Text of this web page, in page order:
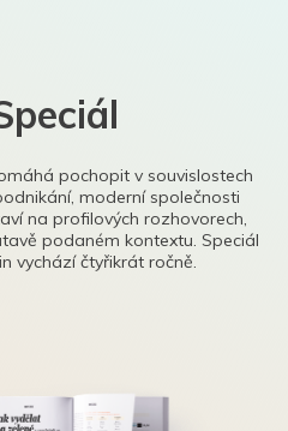
pochopit v souvislostech
moderní společnosti
na profilových rozhovorech,
podaném kontextu. Speciál
vychází čtyřikrát ročně.